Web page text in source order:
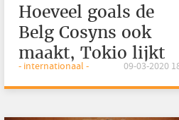
Hoeveel goals de
Belg Cosyns ook
maakt, Tokio lijkt
onmogelijke missie
- internationaal - 09-03-2020